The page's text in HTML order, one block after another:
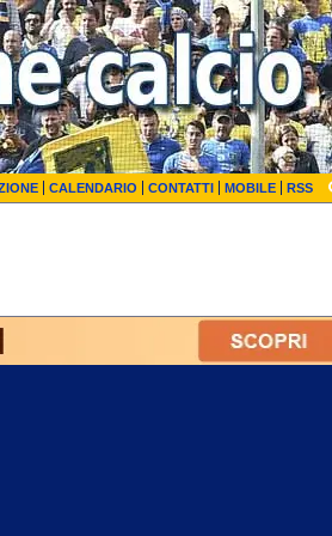
CALENDARIO CONTATTI MOBILE RSS